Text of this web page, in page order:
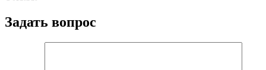
Задать вопрос